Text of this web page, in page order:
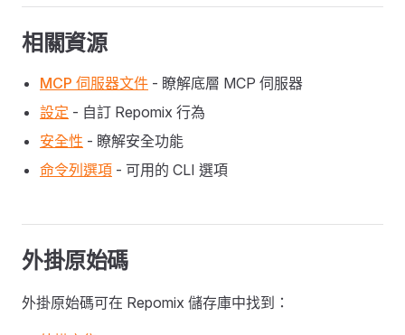
相關資源
MCP 伺服器文件 - 瞭解底層 MCP 伺服器
設定 - 自訂 Repomix 行為
安全性 - 瞭解安全功能
命令列選項 - 可用的 CLI 選項
外掛原始碼
外掛原始碼可在 Repomix 儲存庫中找到：